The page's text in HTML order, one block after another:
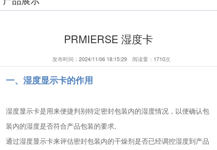
航
展
用
合
户
心
我
们
PRMIERSE 湿度卡
发布时间： 2024/11/06 18:15:29 阅读量： 1710次
一、湿度显示卡的作用
湿度显示卡是用来便捷判别特定密封包装内的湿度情况，以便确认包
装内的湿度是否符合产品包装的要求,
通过湿度显示卡来评估密封包装内的干燥剂是否已经调控湿度到产品